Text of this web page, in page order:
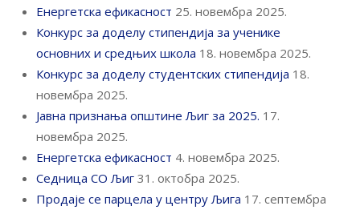
Енергетска ефикасност 25. новембра 2025.
Конкурс за доделу стипендија за ученике
основних и средњих школа 18. новембра 2025.
Конкурс за доделу студентских стипендија 18.
новембра 2025.
Јавна признања општине Љиг за 2025. 17.
новембра 2025.
Енергетска ефикасност 4. новембра 2025.
Седница СО Љиг 31. октобра 2025.
Продаје се парцела у центру Љига 17. септембра